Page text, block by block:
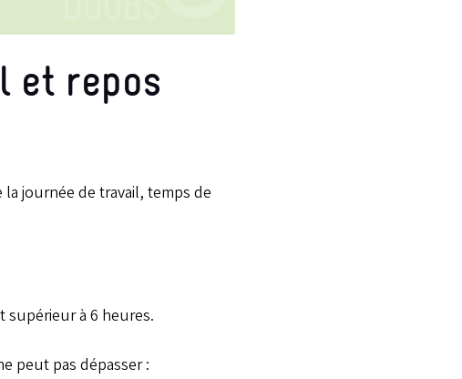
et repos
la journée de travail, temps de
supérieur à 6 heures.
peut pas dépasser :